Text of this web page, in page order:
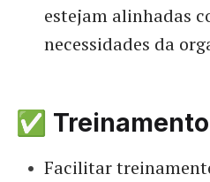
estejam alinhadas
necessidades da
✅
Facilitar